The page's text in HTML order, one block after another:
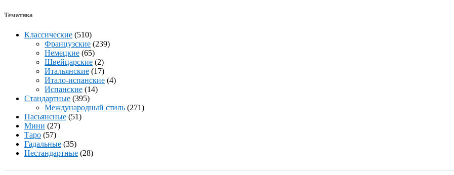
Тематика
Классические (510)
Французские (239)
Немецкие (65)
Швейцарские (2)
Итальянские (17)
Итало-испанские (4)
Испанские (14)
Стандартные (395)
Международный стиль (271)
Пасьянсные (51)
Мини (27)
Таро (57)
Гадальные (35)
Нестандартные (28)